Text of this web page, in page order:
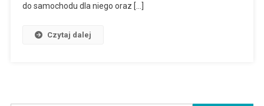
do samochodu dla niego oraz […]
Czytaj dalej